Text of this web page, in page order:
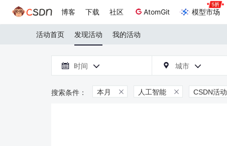
博客 下载 社区 AtomGit 模型市场
活动首页 发现活动 我的活动
 时间   城市 
本月  人工智能  CSDN活动